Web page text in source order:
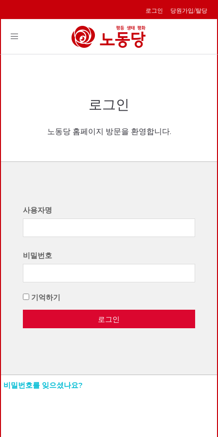
로그인 당원가입/탈당
Toggle
로그인
노동당 홈페이지 방문을 환영합니다.
사용자명
비밀번호
기억하기
로그인
비밀번호를 잊으셨나요?